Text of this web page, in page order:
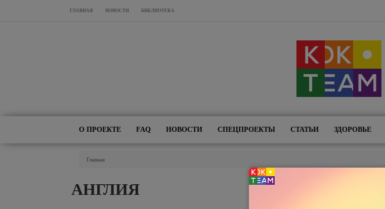
Перейти к основному содержанию
ГЛАВНАЯ НОВОСТИ БИБЛИОТЕКА
О ПРОЕКТЕ FAQ НОВОСТИ СПЕЦПРОЕКТЫ СТАТЬИ ЗДОРОВЬЕ
Главная
АНГЛИЯ